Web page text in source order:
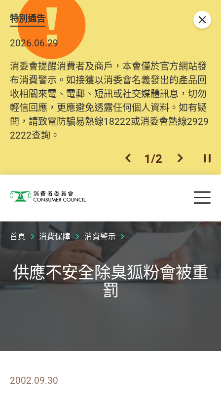
特別通告
2026.06.29
消委會提醒消費者及商戶，本會僅於官方網站發
布消費警示。如接獲以消委會名義發出的產品回
收相關來電、電郵、短訊或社交媒體訊息，切勿
輕信回應，更應避免透露任何個人資料。如有疑
問，請致電防騙易熱線18222或消委會熱線2929
2222查詢。
上一個
1/2 下一個開
關閉
消費者委員會 目
首頁 消費保障 消費警示
供應不安全除臭狐粉會被重
罰
2002.09.30